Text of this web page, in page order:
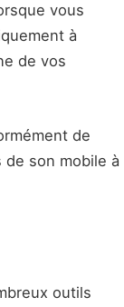
vous
à
de vos
de
son mobile à
outils